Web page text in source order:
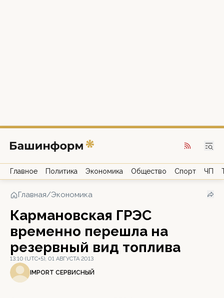
Главное Политика Экономика Общество Спорт ЧП
Главная/Экономика
Кармановская ГРЭС
временно перешла на
резервный вид топлива
13:10 (UTC+5), 01 АВГУСТА 2013
IMPORT СЕРВИСНЫЙ